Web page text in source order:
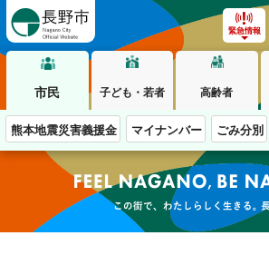
緊急情報
市民 子ども・若者 高齢者
熊本地震災害義援金 マイナンバー ごみ分別
この街で、わたしらしく生きる